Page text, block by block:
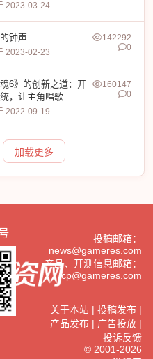
2023-03-24
钟声
2023-02-23
142292
0
6》的创新之道：开
，让主角唱歌
2022-09-19
160147
0
加载更多
投稿邮箱：
news@gameres.com
产品、开测信息邮箱：
cp@gameres.com
关于本站| 投稿发布|
产品发布| 广告投放|
投诉反馈
© 2001-2026